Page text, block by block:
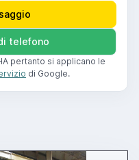
telefono
pertanto si applicano le
di Google.